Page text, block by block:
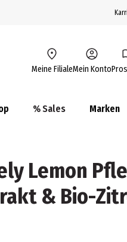
Meine FilialeMein Konto
% Sales Marken
Lemon
& Bio-